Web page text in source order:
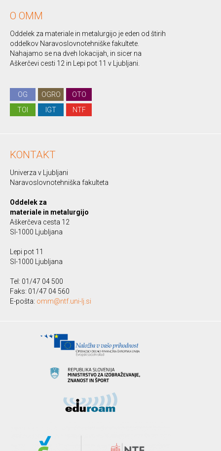
O OMM
Oddelek za materiale in metalurgijo je eden od štirih
oddelkov Naravoslovnotehniške fakultete.
Nahajamo se na dveh lokacijah, in sicer na
Aškerčevi cesti 12 in Lepi pot 11 v Ljubljani.
OG OGRO
OTO
TOI
IGT NTF
KONTAKT
Univerza v Ljubljani
Naravoslovnotehniška fakulteta
Oddelek za
materiale in metalurgijo
Aškerčeva cesta 12
SI-1000 Ljubljana
Lepi pot 11
SI-1000 Ljubljana
Tel: 01/47 04 500
Faks: 01/47 04 560
E-pošta: omm@ntf.uni-lj.si